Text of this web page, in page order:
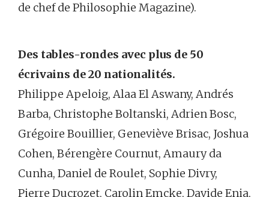
de chef de Philosophie Magazine).
Des tables-rondes avec plus de 50
écrivains de 20 nationalités.
Philippe Apeloig, Alaa El Aswany, Andrés
Barba, Christophe Boltanski, Adrien Bosc,
Grégoire Bouillier, Geneviève Brisac, Joshua
Cohen, Bérengère Cournut, Amaury da
Cunha, Daniel de Roulet, Sophie Divry,
Pierre Ducrozet, Carolin Emcke, Davide Enia,